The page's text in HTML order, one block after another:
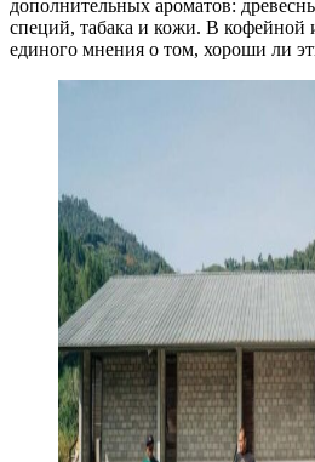
дополнительных ароматов:
специй, табака и кожи. В кофейной
единого мнения о том, хороши ли